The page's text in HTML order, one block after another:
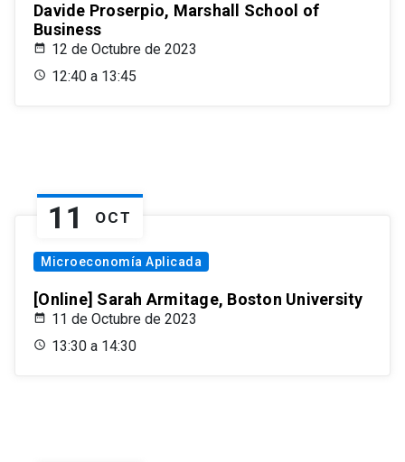
Davide Proserpio, Marshall School of
Business
12 de Octubre de 2023
12:40 a 13:45
11 OCT
Microeconomía Aplicada
[Online] Sarah Armitage, Boston University
11 de Octubre de 2023
13:30 a 14:30